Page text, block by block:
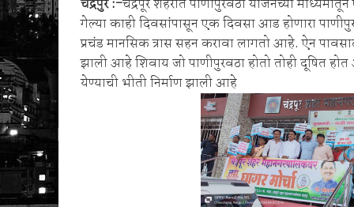
बेड्या ठोकल्या
सिंदेवाही पोलिसांची धडक कारवाई; २५
गेल्या काही दिवसांपासून एक दिवसा आड होणारा
प्रचंड मानसिक त्रास सहन करावा लागतो आहे. ऐन
झाली आहे शिवाय जो पाणीपुरवठा होतो तोही दूषित
येण्याची भीती निर्माण झाली आहे